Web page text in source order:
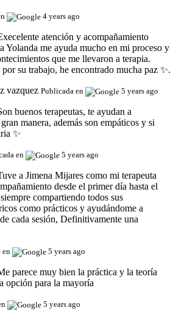
4 years ago
atención y acompañamiento
Yolanda me ayuda mucho en mi proceso y
que me llevaron a terapia.
su trabajo, he encontrado mucha paz ✨.
vazquez Publicada en 5 years ago
buenos terapeutas, te ayudan a
manera, además son empáticos y si
✨
en 5 years ago
a Jimena Mijares como mi terapeuta
desde el primer día hasta el
compartiendo todos sus
como prácticos y ayudándome a
cada sesión, Definitivamente una
en 5 years ago
parece muy bien la práctica y la teoría
opción para la mayoría
5 years ago